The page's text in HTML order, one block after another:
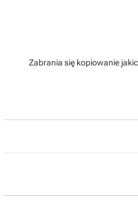
Zabrania się kopiowanie